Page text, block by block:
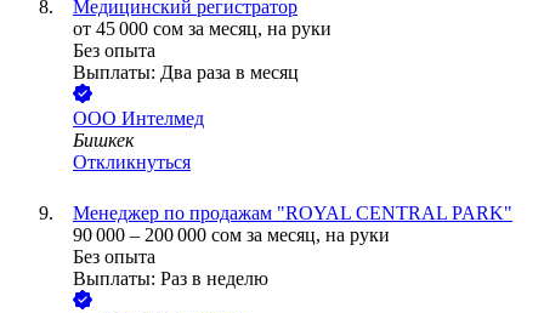
Медицинский регистратор
от 45 000 сом за месяц, на руки
Без опыта
Выплаты: Два раза в месяц
ООО Интелмед
Бишкек
Откликнуться
Менеджер по продажам "ROYAL CENTRAL PARK"
90 000 – 200 000 сом за месяц, на руки
Без опыта
Выплаты: Раз в неделю